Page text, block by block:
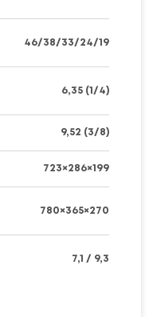
46/38/33/24/19
6,35 (1/4)
9,52 (3/8)
723×286×199
780×365×270
7,1 / 9,3